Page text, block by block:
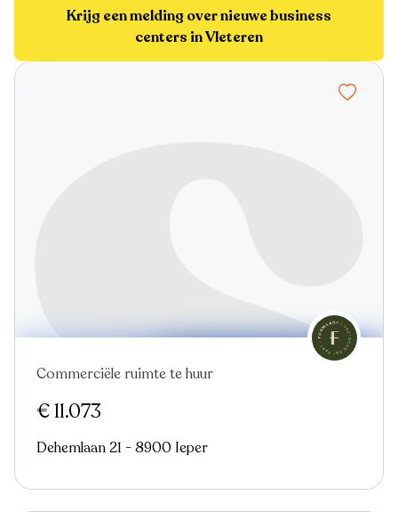
Krijg een melding over nieuwe business
centers in Vleteren
Nieuw
Commerciële ruimte te huur
€ 11.073
Dehemlaan 21 - 8900 Ieper